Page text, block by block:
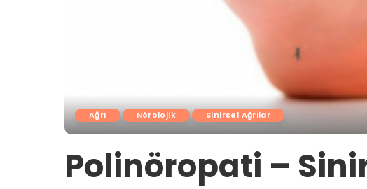
Ağrı Nörolojik Sinirsel Ağrılar
Polinöropati –